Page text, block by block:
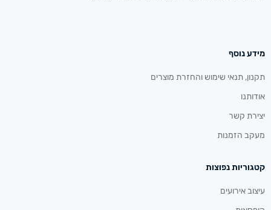
מידע נוסף
תקנון, תנאי שימוש והחזרת מוצרים
אודותנו
יצירת קשר
מעקב הזמנות
קטגוריות נפוצות
עיצוב אירועים